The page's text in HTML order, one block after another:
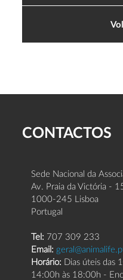
CONTACTOS
Sede Nacional da
Av. Praia da Victória -
1000-245 Lisboa
Portugal
Tel: 707 309 233
Email:
Horário: Dias úteis das
14:00h às 18:00h -